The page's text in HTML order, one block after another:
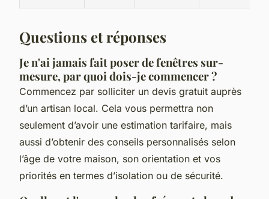
Questions et réponses
Je n'ai jamais fait poser de fenêtres sur-
mesure, par quoi dois-je commencer ?
Commencez par solliciter un devis gratuit auprès
d’un artisan local. Cela vous permettra non
seulement d’avoir une estimation tarifaire, mais
aussi d’obtenir des conseils personnalisés selon
l’âge de votre maison, son orientation et vos
priorités en termes d’isolation ou de sécurité.